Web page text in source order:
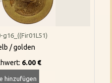
g16_((Fir01L51)
/ golden
6.00 €
hinzufügen